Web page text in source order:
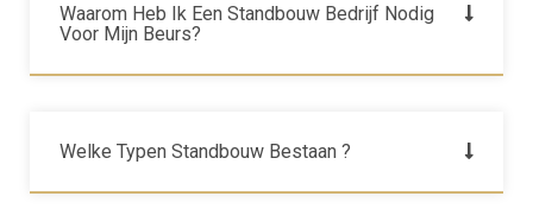
Waarom Heb Ik Een Standbouw Bedrijf Nodig
Voor Mijn Beurs?
Welke Typen Standbouw Bestaan ?